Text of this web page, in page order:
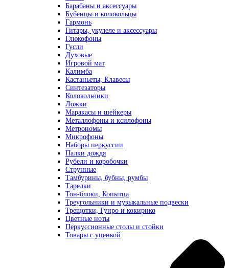
Барабаны и аксессуары
Бубенцы и колокольцы
Гармонь
Гитары, укулеле и аксессуары
Глюкофоны
Гусли
Духовые
Игровой мат
Калимба
Кастаньеты, Клавесы
Синтезаторы
Колокольчики
Ложки
Маракасы и шейкеры
Металлофоны и ксилофоны
Метрономы
Микрофоны
Наборы перкуссии
Палки дождя
Рубели и коробочки
Струнные
Тамбурины, бубны, румбы
Тарелки
Тон-блоки, Копытца
Треугольники и музыкальные подвески
Трещотки, Гуиро и кокирико
Цветные ноты
Перкуссионные столы и стойки
Товары с уценкой